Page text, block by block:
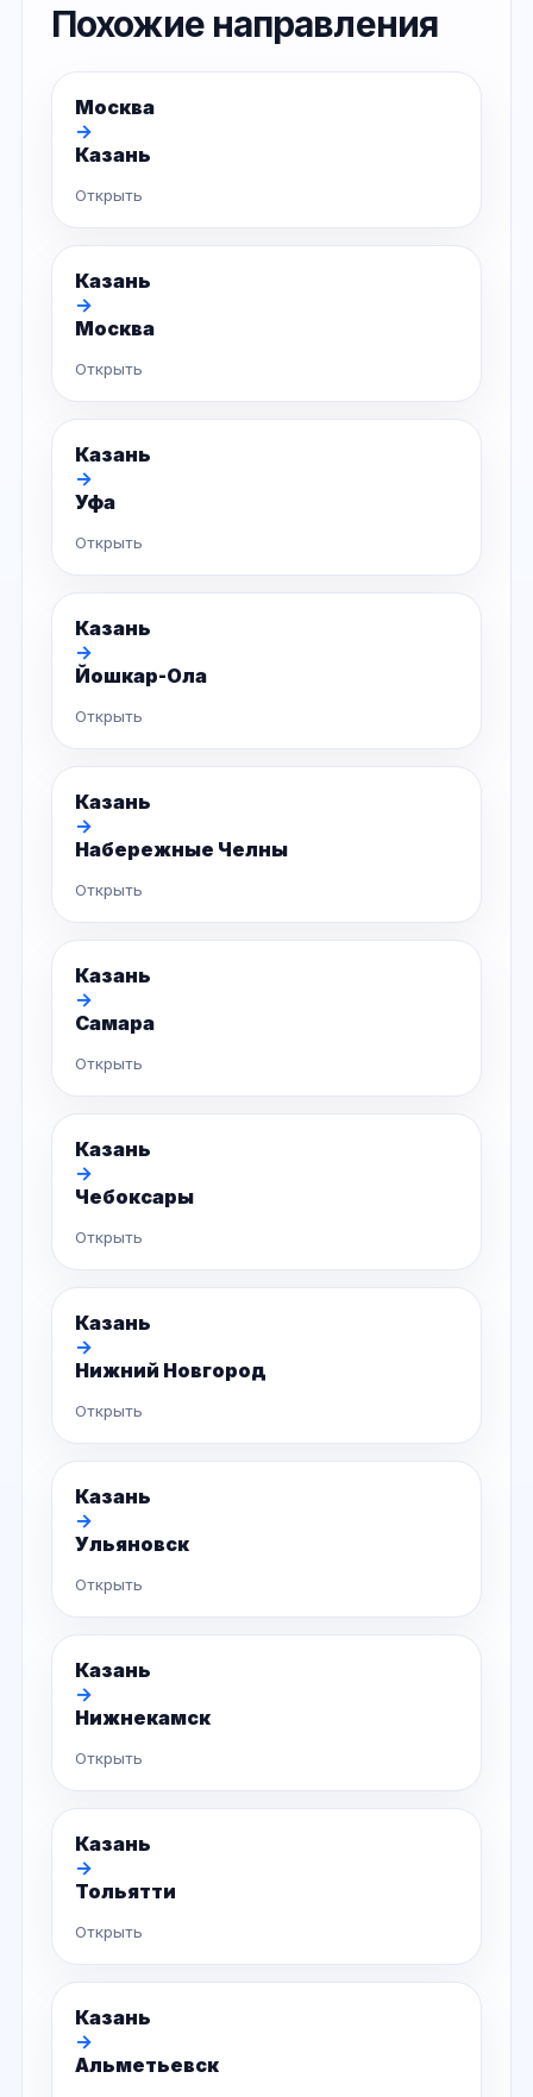
Похожие направления
Москва
→
Казань
Открыть
Казань
→
Москва
Открыть
Казань
→
Уфа
Открыть
Казань
→
Йошкар-Ола
Открыть
Казань
→
Набережные Челны
Открыть
Казань
→
Самара
Открыть
Казань
→
Чебоксары
Открыть
Казань
→
Нижний Новгород
Открыть
Казань
→
Ульяновск
Открыть
Казань
→
Нижнекамск
Открыть
Казань
→
Тольятти
Открыть
Казань
→
Альметьевск